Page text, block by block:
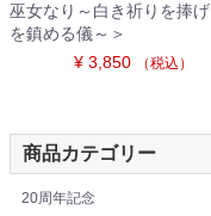
巫女なり～白き祈りを捧
を鎮める儀～＞
¥ 3,850
（税込）
商品カテゴリー
20周年記念